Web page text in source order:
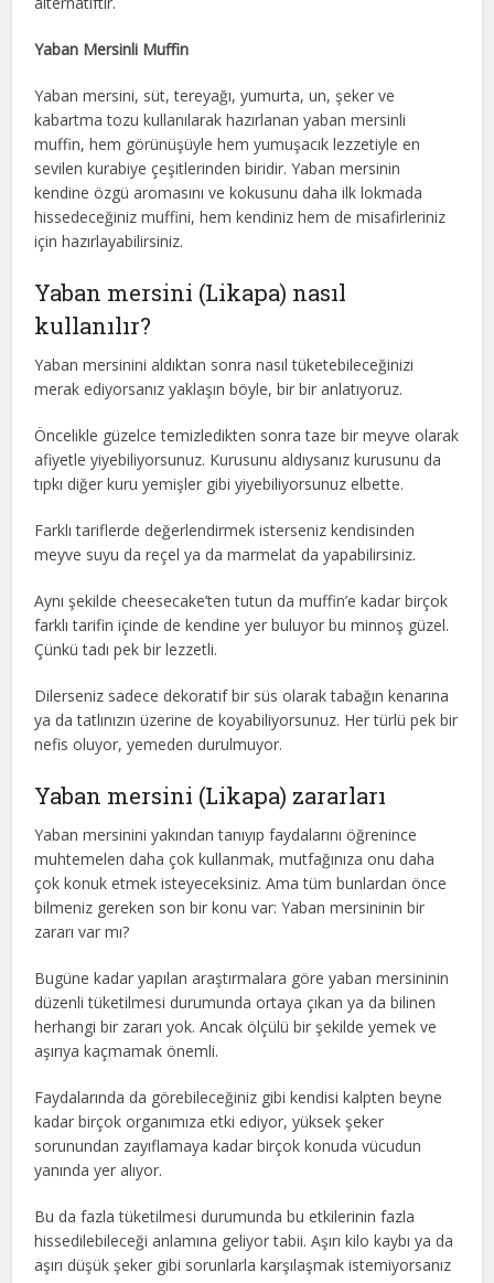
Yaban Mersinli Muffin
Yaban mersini, süt, tereyağı, yumurta, un, şeker ve
kabartma tozu kullanılarak hazırlanan yaban mersinli
muffin, hem görünüşüyle hem yumuşacık lezzetiyle en
sevilen kurabiye çeşitlerinden biridir. Yaban mersinin
kendine özgü aromasını ve kokusunu daha ilk lokmada
hissedeceğiniz muffini, hem kendiniz hem de misafirleriniz
için hazırlayabilirsiniz.
Yaban mersini (Likapa) nasıl
kullanılır?
Yaban mersinini aldıktan sonra nasıl tüketebileceğinizi
merak ediyorsanız yaklaşın böyle, bir bir anlatıyoruz.
Öncelikle güzelce temizledikten sonra taze bir meyve olarak
afiyetle yiyebiliyorsunuz. Kurusunu aldıysanız kurusunu da
tıpkı diğer kuru yemişler gibi yiyebiliyorsunuz elbette.
Farklı tariflerde değerlendirmek isterseniz kendisinden
meyve suyu da reçel ya da marmelat da yapabilirsiniz.
Aynı şekilde cheesecake’ten tutun da muffin’e kadar birçok
farklı tarifin içinde de kendine yer buluyor bu minnoş güzel.
Çünkü tadı pek bir lezzetli.
Dilerseniz sadece dekoratif bir süs olarak tabağın kenarına
ya da tatlınızın üzerine de koyabiliyorsunuz. Her türlü pek bir
nefis oluyor, yemeden durulmuyor.
Yaban mersini (Likapa) zararları
Yaban mersinini yakından tanıyıp faydalarını öğrenince
muhtemelen daha çok kullanmak, mutfağınıza onu daha
çok konuk etmek isteyeceksiniz. Ama tüm bunlardan önce
bilmeniz gereken son bir konu var: Yaban mersininin bir
zararı var mı?
Bugüne kadar yapılan araştırmalara göre yaban mersininin
düzenli tüketilmesi durumunda ortaya çıkan ya da bilinen
herhangi bir zararı yok. Ancak ölçülü bir şekilde yemek ve
aşırıya kaçmamak önemli.
Faydalarında da görebileceğiniz gibi kendisi kalpten beyne
kadar birçok organımıza etki ediyor, yüksek şeker
sorunundan zayıflamaya kadar birçok konuda vücudun
yanında yer alıyor.
Bu da fazla tüketilmesi durumunda bu etkilerinin fazla
hissedilebileceği anlamına geliyor tabii. Aşırı kilo kaybı ya da
aşırı düşük şeker gibi sorunlarla karşılaşmak istemiyorsanız